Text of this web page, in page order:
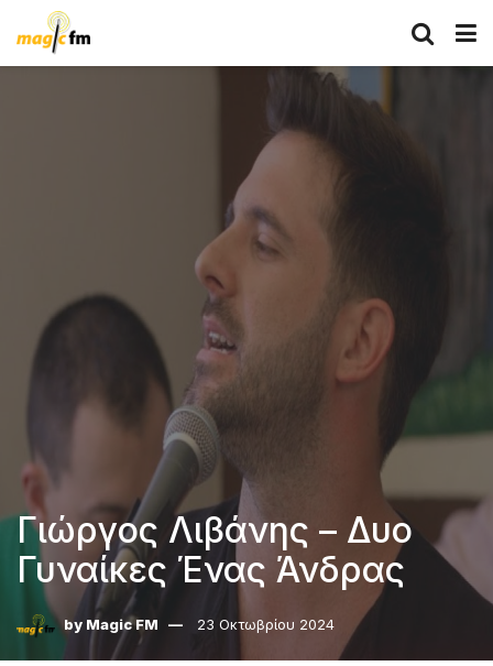
Γιώργος Λιβάνης – Δυο
Γυναίκες Ένας Άνδρας
by Magic FM 23 Οκτωβρίου 2024